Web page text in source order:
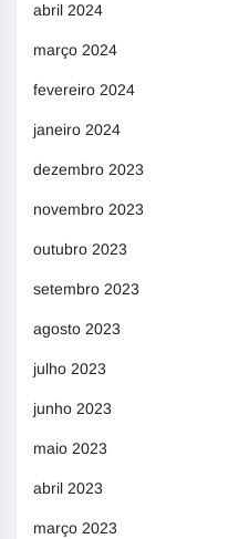
abril 2024
março 2024
fevereiro 2024
janeiro 2024
dezembro 2023
novembro 2023
outubro 2023
setembro 2023
agosto 2023
julho 2023
junho 2023
maio 2023
abril 2023
março 2023